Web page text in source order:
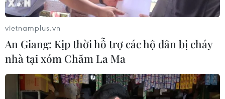
đường Vành đai 1 đoạn Hoàng Cầu-
Voi Phục
06/08/2026 09:07
Chủ tịch Quốc hội kiêm Chủ
tịch Hạ viện Thái Lan thăm đền Ngọc
Sơn
vietnamplus.vn
An Giang: Kịp thời hỗ trợ các hộ dân bị cháy
nhà tại xóm Chăm La Ma